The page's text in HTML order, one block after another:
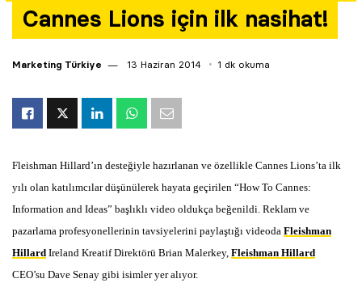
Cannes Lions için ilk nasihat!
Marketing Türkiye 13 Haziran 2014 1 dk okuma
Fleishman Hillard’ın desteğiyle hazırlanan ve özellikle Cannes Lions’ta ilk
yılı olan katılımcılar düşünülerek hayata geçirilen “How To Cannes:
Information and Ideas” başlıklı video oldukça beğenildi.Reklam ve
pazarlama pro­fesyonellerinin tavsiyelerini paylaştığı videodaFleishman
Hillard Ireland Kreatif Direktörü Brian Malerkey,Fleishman Hillard
CEO’su Dave Senay gibi isimler yer alıyor.
Yazarlar
Araştırma